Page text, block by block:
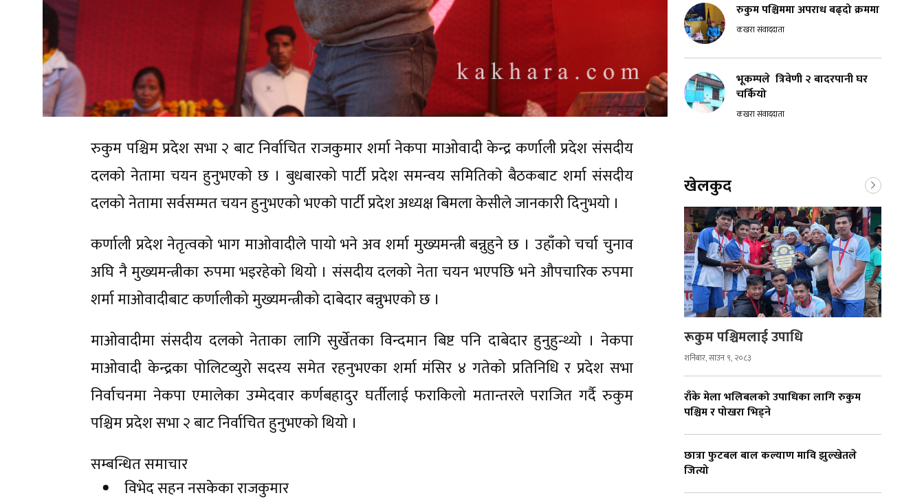
रुकुम पश्चिम प्रदेश सभा २ बाट निर्वाचित राजकुमार शर्मा नेकपा माओवादी केन्द्र कर्णाली प्रदेश संसदीय
दलको नेतामा चयन हुनुभएको छ । बुधबारको पार्टी प्रदेश समन्वय समितिकाे बैठकबाट शर्मा संसदीय
दलको नेतामा सर्वसम्मत चयन हुनुभएको भएकाे पार्टी प्रदेश अध्यक्ष बिमला केसीले जानकारी दिनुभयाे ।
कर्णाली प्रदेश नेतृत्वको भाग माओवादीले पायो भने अव शर्मा मुख्यमन्त्री बन्नुहुने छ । उहाँको चर्चा चुनाव
अघि नै मुख्यमन्त्रीका रुपमा भइरहेको थियो । संसदीय दलको नेता चयन भएपछि भने औपचारिक रुपमा
शर्मा माओवादीबाट कर्णालीको मुख्यमन्त्रीको दाबेदार बन्नुभएको छ ।
माओवादीमा संसदीय दलको नेताका लागि सुर्खेतका विन्दमान बिष्ट पनि दाबेदार हुनुहुन्थ्यो । नेकपा
माओवादी केन्द्रका पोलिटव्युरो सदस्य समेत रहनुभएका शर्मा मंसिर ४ गतेको प्रतिनिधि र प्रदेश सभा
निर्वाचनमा नेकपा एमालेका उम्मेदवार कर्णबहादुर घर्तीलाई फराकिलो मतान्तरले पराजित गर्दै रुकुम
पश्चिम प्रदेश सभा २ बाट निर्वाचित हुनुभएको थियो ।
सम्बन्धित समाचार
विभेद सहन नसकेका राजकुमार
रुकुम पश्चिममा अपराध बढ्दो क्रममा
कखरा संवाददाता
भूकम्पले त्रिवेणी २ बादरपानी घर
चर्कियो
कखरा संवाददाता
खेलकुद
रूकुम पश्चिमलाई उपाधि
शनिबार, साउन ९, २०८३
राँके मेला भलिबलको उपाधिका लागि रुकुम
पश्चिम र पोखरा भिड्ने
छात्रा फुटबल बाल कल्याण मावि झुल्खेतले
जित्यो